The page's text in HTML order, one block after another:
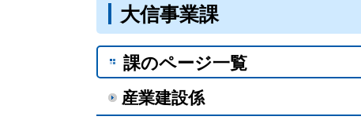
大信事業課
課のページ一覧
産業建設係